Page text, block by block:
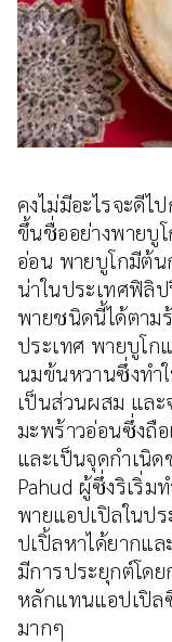
คงไม่มีอะไรจะดี
ขึ้นชื่ออย่างพายบู
อ่อน พายบูโกมีต้น
น่าในประเทศฟิลิ
พายชนิดนี้ได้ตาม
ประเทศ พายบูโก
นมข้นหวานซึ่งทำ
เป็นส่วนผสม และ
มะพร้าวอ่อนซึ่งถื
และเป็นจุดกำเนิด
Pahud ผู้ซึ่งริเริ่ม
พายแอปเปิลในป
ปเปิ้ลหาได้ยากแ
มีการประยุกต์โด
หลักแทนแอปเปิล
มากๆ